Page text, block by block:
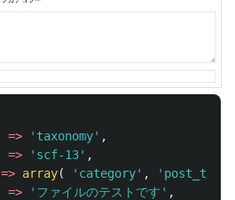
=> 'taxonomy' ,
=> 'scf-13' ,
=> array( 'category' ,
'post_tag'
=> 'ファイルのテストです' ,